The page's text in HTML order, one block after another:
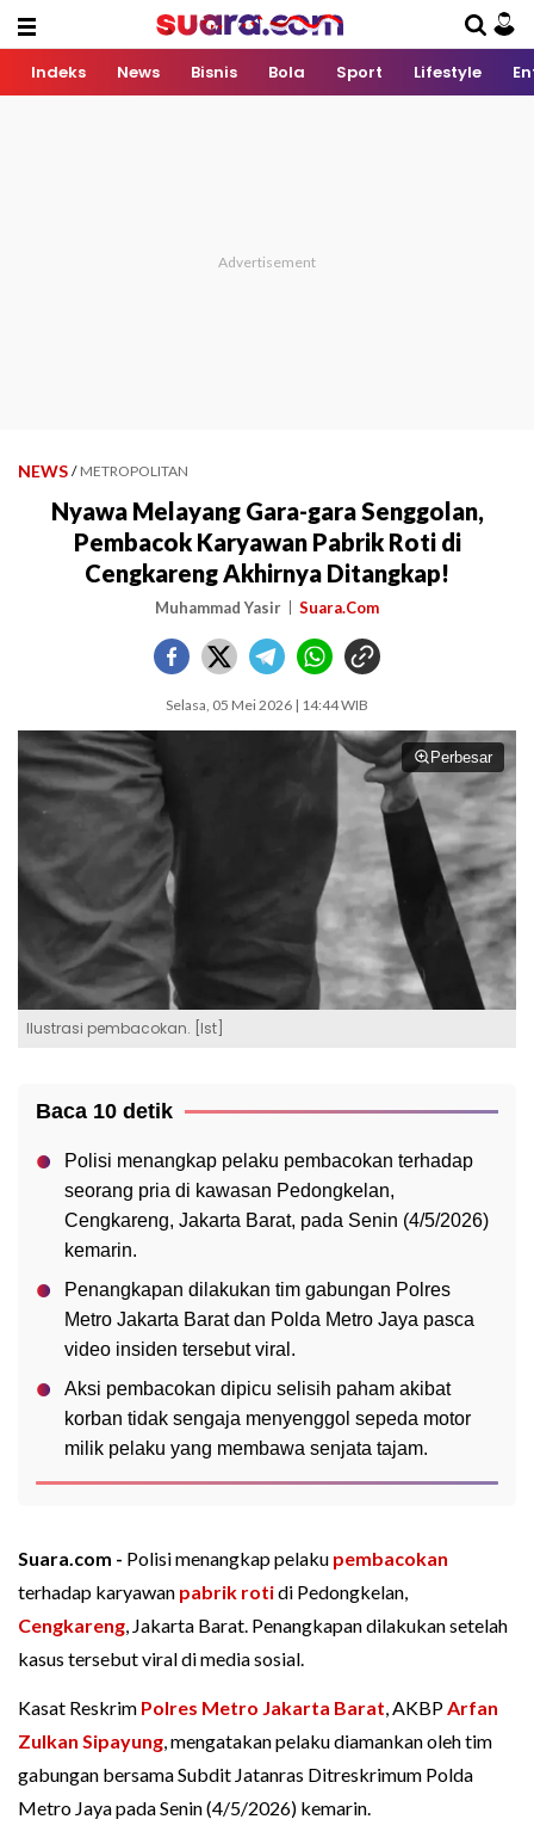
Indeks News Bisnis Bola Sport Lifestyle
NEWS / METROPOLITAN
Nyawa Melayang Gara-gara Senggolan,
Pembacok Karyawan Pabrik Roti di
Cengkareng Akhirnya Ditangkap!
Muhammad Yasir Suara.Com
Selasa, 05 Mei 2026 | 14:44 WIB
Perbesar
Ilustrasi pembacokan. [Ist]
Baca 10 detik
Polisi menangkap pelaku pembacokan terhadap
seorang pria di kawasan Pedongkelan,
Cengkareng, Jakarta Barat, pada Senin (4/5/2026)
kemarin.
Penangkapan dilakukan tim gabungan Polres
Metro Jakarta Barat dan Polda Metro Jaya pasca
video insiden tersebut viral.
Aksi pembacokan dipicu selisih paham akibat
korban tidak sengaja menyenggol sepeda motor
milik pelaku yang membawa senjata tajam.
Suara.com - Polisi menangkap pelaku pembacokan
terhadap karyawan pabrik rotidi Pedongkelan,
Cengkareng, Jakarta Barat. Penangkapan dilakukan setelah
kasus tersebut viral di media sosial.
Kasat Reskrim Polres Metro Jakarta Barat, AKBPArfan
Zulkan Sipayung, mengatakan pelaku diamankan oleh tim
gabungan bersama Subdit Jatanras Ditreskrimum Polda
Metro Jaya pada Senin (4/5/2026) kemarin.